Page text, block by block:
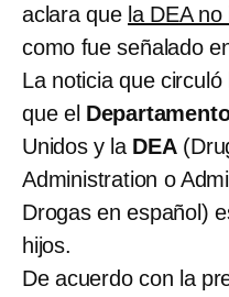
aclara que la DEA
como fue señalado
La noticia que
que el
Unidos y la DEA
Administration o
Drogas en español)
hijos.
De acuerdo con la